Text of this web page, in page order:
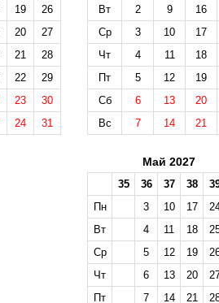
19
26
20
27
21
28
22
29
23
30
24 31
Вт
2 9
16
Ср
3 10
17
Чт
4 11
18
Пт
5 12
19
Сб
6 13
20
Вс
7 14 21
Май 2027
35 36 37 38
Пн
3 10 17
Вт
4 11 18
Ср
5 12 19
Чт
6 13 20
Пт
7 14 21